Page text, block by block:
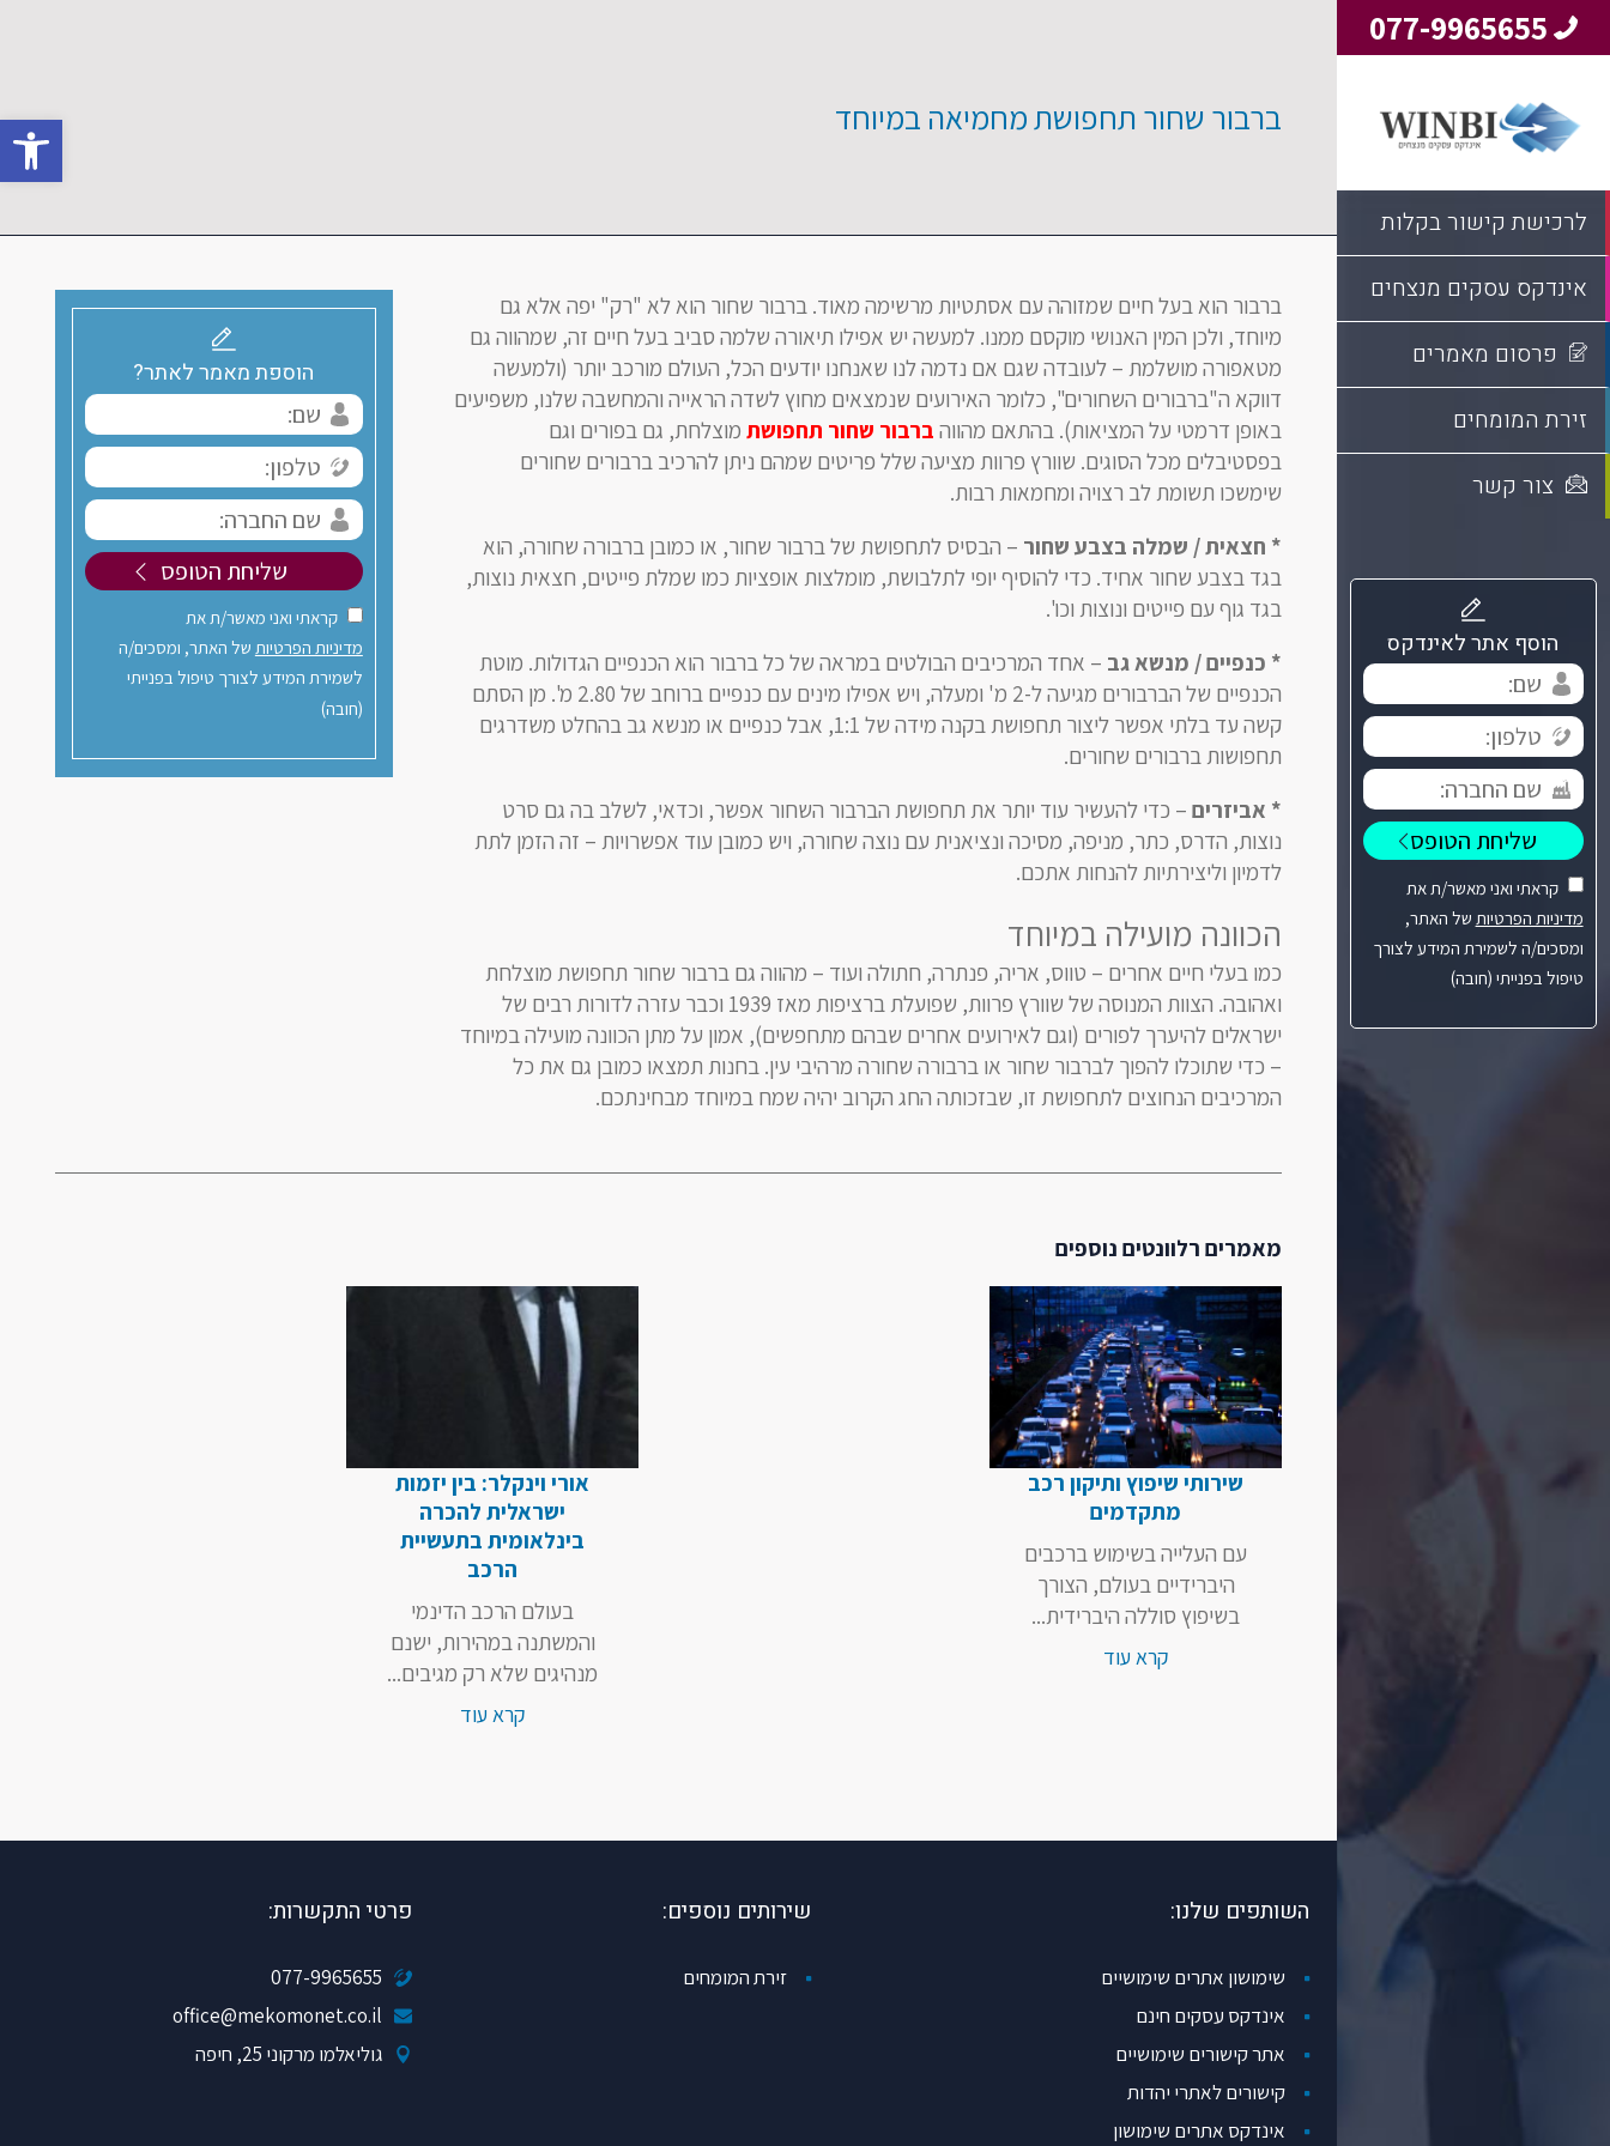
פתח
077-9965655
לרכישת קישור בקלות
אינדקס עסקים מנצחים
פרסום מאמרים
זירת המומחים
צור קשר
הוסף אתר לאינדקס
קראתי ואני מאשר/ת את
מדיניות הפרטיות של האתר,
ומסכים/ה לשמירת המידע לצורך
טיפול בפנייתי (חובה)
ברבור שחור תחפושת מחמיאה במיוחד
ברבור הוא בעל חיים שמזוהה עם אסתטיות מרשימה מאוד. ברבור שחור הוא לא "רק" יפה אלא גם
מיוחד, ולכן המין האנושי מוקסם ממנו. למעשה יש אפילו תיאורה שלמה סביב בעל חיים זה, שמהווה גם
מטאפורה מושלמת – לעובדה שגם אם נדמה לנו שאנחנו יודעים הכל, העולם מורכב יותר (ולמעשה
דווקא ה"ברבורים השחורים", כלומר האירועים שנמצאים מחוץ לשדה הראייה והמחשבה שלנו, משפיעים
באופן דרמטי על המציאות). בהתאם מהווה ברבור שחור תחפושת מוצלחת, גם בפורים וגם
בפסטיבלים מכל הסוגים. שוורץ פרוות מציעה שלל פריטים שמהם ניתן להרכיב ברבורים שחורים
שימשכו תשומת לב רצויה ומחמאות רבות.
* חצאית / שמלה בצבע שחור – הבסיס לתחפושת של ברבור שחור, או כמובן ברבורה שחורה, הוא
בגד בצבע שחור אחיד. כדי להוסיף יופי לתלבושת, מומלצות אופציות כמו שמלת פייטים, חצאית נוצות,
בגד גוף עם פייטים ונוצות וכו'.
* כנפיים / מנשא גב – אחד המרכיבים הבולטים במראה של כל ברבור הוא הכנפיים הגדולות. מוטת
הכנפיים של הברבורים מגיעה ל-2 מ' ומעלה, ויש אפילו מינים עם כנפיים ברוחב של 2.80 מ'. מן הסתם
קשה עד בלתי אפשר ליצור תחפושת בקנה מידה של 1:1, אבל כנפיים או מנשא גב בהחלט משדרגים
תחפושות ברבורים שחורים.
* אביזרים – כדי להעשיר עוד יותר את תחפושת הברבור השחור אפשר, וכדאי, לשלב בה גם סרט
נוצות, הדרס, כתר, מניפה, מסיכה ונציאנית עם נוצה שחורה, ויש כמובן עוד אפשרויות – זה הזמן לתת
לדמיון וליצירתיות להנחות אתכם.
הכוונה מועילה במיוחד
כמו בעלי חיים אחרים – טווס, אריה, פנתרה, חתולה ועוד – מהווה גם ברבור שחור תחפושת מוצלחת
ואהובה. הצוות המנוסה של שוורץ פרוות, שפועלת ברציפות מאז 1939 וכבר עזרה לדורות רבים של
ישראלים להיערך לפורים (וגם לאירועים אחרים שבהם מתחפשים), אמון על מתן הכוונה מועילה במיוחד
– כדי שתוכלו להפוך לברבור שחור או ברבורה שחורה מרהיבי עין. בחנות תמצאו כמובן גם את כל
המרכיבים הנחוצים לתחפושת זו, שבזכותה החג הקרוב יהיה שמח במיוחד מבחינתכם.
הוספת מאמר לאתר?
קראתי ואני מאשר/ת את
מדיניות הפרטיות של האתר, ומסכים/ה
לשמירת המידע לצורך טיפול בפנייתי
(חובה)
מאמרים רלוונטים נוספים
שירותי שיפוץ ותיקון רכב
מתקדמים
עם העלייה בשימוש ברכבים
היברידיים בעולם, הצורך
בשיפוץ סוללה היברידית...
קרא עוד
אורי וינקלר: בין יזמות
ישראלית להכרה
בינלאומית בתעשיית
הרכב
בעולם הרכב הדינמי
והמשתנה במהירות, ישנם
מנהיגים שלא רק מגיבים...
קרא עוד
השותפים שלנו:
שימושון אתרים שימושיים
אינדקס עסקים חינם
אתר קישורים שימושיים
קישורים לאתרי יהדות
אינדקס אתרים שימושון
שירותים נוספים:
זירת המומחים
פרטי התקשרות:
077-9965655
office@mekomonet.co.il
גוליאלמו מרקוני 25, חיפה